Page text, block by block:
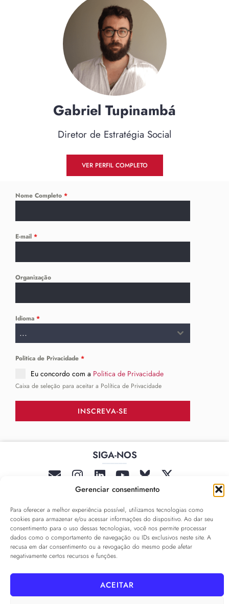
Gerenciar consentimento
Para oferecer a melhor experiência possível, utilizamos tecnologias como
cookies para armazenar e/ou acessar informações do dispositivo. Ao dar seu
consentimento para o uso dessas tecnologias, você nos permite processar
dados como o comportamento de navegação ou IDs exclusivos neste site. A
recusa em dar consentimento ou a revogação do mesmo pode afetar
negativamente certos recursos e funções.
ACEITAR
Gabriel Tupinambá
Diretor de Estratégia Social
VER PERFIL COMPLETO
Nome Completo *
E-mail *
Organização
Idioma *
...
Politica de Privacidade *
Eu concordo com a Politica de Privacidade
Caixa de seleção para aceitar a Política de Privacidade
INSCREVA-SE
SIGA-NOS
______
PRIVACY POLICY ALAMEDA º All rights reserved